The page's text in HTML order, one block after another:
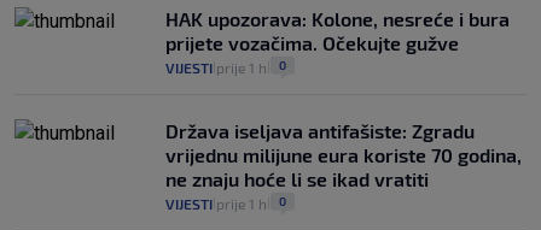
HAK upozorava: Kolone, nesreće i bura
prijete vozačima. Očekujte gužve
VIJESTI prije 1 h 0
Država iseljava antifašiste: Zgradu
vrijednu milijune eura koriste 70 godina,
ne znaju hoće li se ikad vratiti
VIJESTI prije 1 h 0